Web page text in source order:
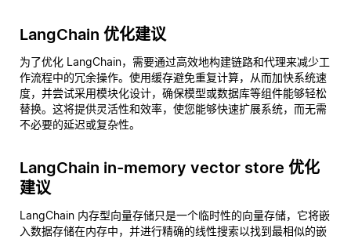
LangChain 优化建议
为了优化 LangChain，需要通过高效地构建链路和代理来减少工
作流程中的冗余操作。使用缓存避免重复计算，从而加快系统速
度，并尝试采用模块化设计，确保模型或数据库等组件能够轻松
替换。这将提供灵活性和效率，使您能够快速扩展系统，而无需
不必要的延迟或复杂性。
LangChain in-memory vector store 优化
建议
LangChain 内存型向量存储只是一个临时性的向量存储，它将嵌
入数据存储在内存中，并进行精确的线性搜索以找到最相似的嵌